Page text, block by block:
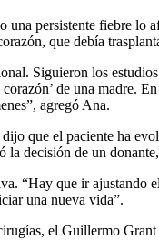
persistente fiebre lo
que debía
Siguieron los
de una madre.
agregó Ana.
que el paciente ha
decisión de un
“Hay que ir ajustando
una nueva vida”.
el Guillermo